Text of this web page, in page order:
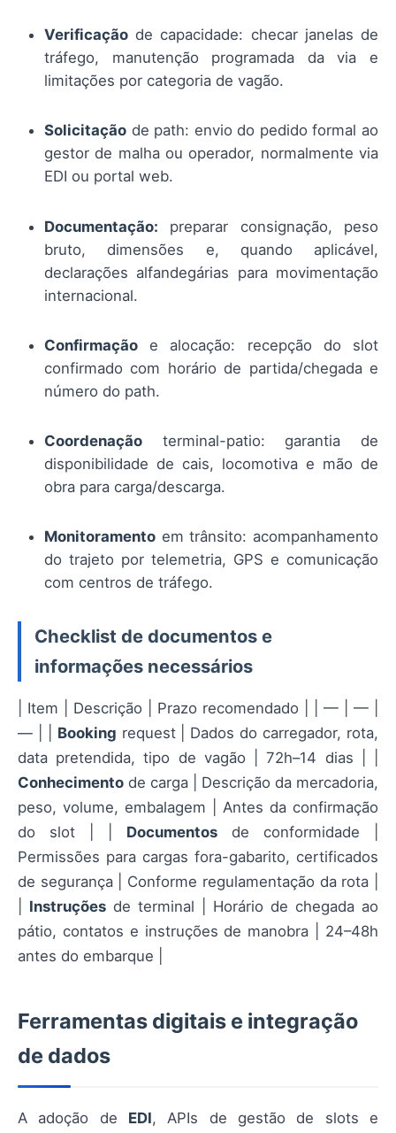
Verificação de capacidade: checar janelas de
tráfego, manutenção programada da via e
limitações por categoria de vagão.
Solicitação de path: envio do pedido formal ao
gestor de malha ou operador, normalmente via
EDI ou portal web.
Documentação: preparar consignação, peso
bruto, dimensões e, quando aplicável,
declarações alfandegárias para movimentação
internacional.
Confirmação e alocação: recepção do slot
confirmado com horário de partida/chegada e
número do path.
Coordenação terminal-patio: garantia de
disponibilidade de cais, locomotiva e mão de
obra para carga/descarga.
Monitoramento em trânsito: acompanhamento
do trajeto por telemetria, GPS e comunicação
com centros de tráfego.
Checklist de documentos e
informações necessários
| Item | Descrição | Prazo recomendado | | — | — |
— | | Booking request | Dados do carregador, rota,
data pretendida, tipo de vagão | 72h–14 dias | |
Conhecimento de carga | Descrição da mercadoria,
peso, volume, embalagem | Antes da confirmação
do slot | | Documentos de conformidade |
Permissões para cargas fora-gabarito, certificados
de segurança | Conforme regulamentação da rota |
Instruções de terminal | Horário de chegada ao
pátio, contatos e instruções de manobra | 24–48h
antes do embarque |
Ferramentas digitais e integração
de dados
A adoção de EDI, APIs de gestão de slots e